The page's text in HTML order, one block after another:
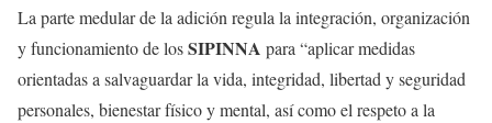
La parte medular de la adición regula la integración, organización
y funcionamiento de losSIPINNA para “aplicar medidas
orientadas a salvaguardar la vida, integridad, libertad y seguridad
personales, bienestar físico y mental, así como el respeto a la